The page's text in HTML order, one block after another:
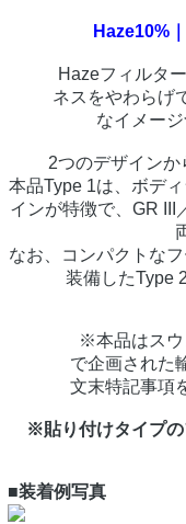
Haze10%
Hazeフィルタ
ネスをやわらげ
なイメー
2つのデザインか
本品Type 1は、ボデ
インが特徴で、GR III
なお、コンパクトな
装備したType
※本品はスウ
で企画された
文末特記事項
※貼り付けタイプの
■装着例写真